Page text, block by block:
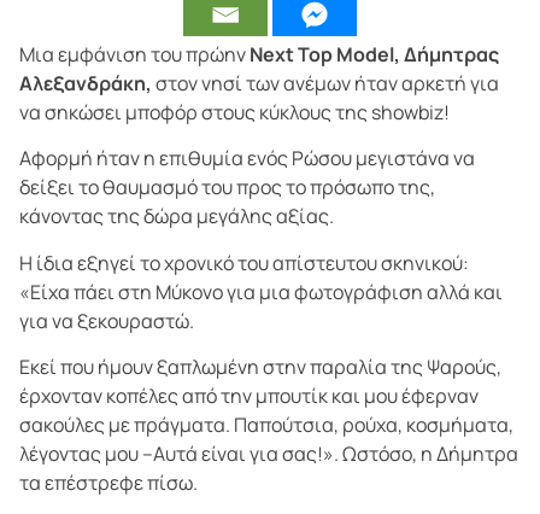
Μια εμφάνιση του πρώηνNext Top Model, Δήμητρας
Αλεξανδράκη, στον νησί των ανέμων ήταν αρκετή για
να σηκώσει μποφόρ στους κύκλους της showbiz!
Αφορμή ήταν η επιθυμία ενός Ρώσου μεγιστάνα να
δείξει το θαυμασμό του προς το πρόσωπο της,
κάνοντας της δώρα μεγάλης αξίας.
Η ίδια εξηγεί το χρονικό του απίστευτου σκηνικού:
«Είχα πάει στη Μύκονο για μια φωτογράφιση αλλά και
για να ξεκουραστώ.
Εκεί που ήμουν ξαπλωμένη στην παραλία της Ψαρούς,
έρχονταν κοπέλες από την μπουτίκ και μου έφερναν
σακούλες με πράγματα. Παπούτσια, ρούχα, κοσμήματα,
λέγοντας μου –Αυτά είναι για σας!». Ωστόσο, η Δήμητρα
τα επέστρεφε πίσω.